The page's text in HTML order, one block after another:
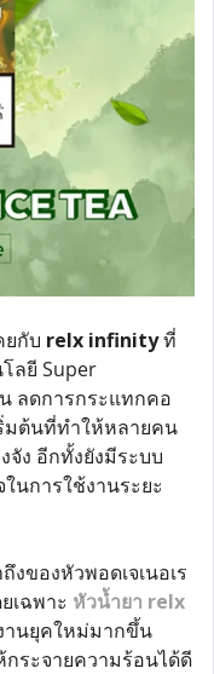
กับ relx infinityที่
ลยี Super
ลดการกระแทกคอ
มต้นที่ทำให้หลายคน
จัง อีกทั้งยังมีระบบ
นการใช้งานระยะ
ของหัวพอดเจเนอเร
เฉพาะ หัวน้ำยา relx
านยุคใหม่มากขึ้น
กระจายความร้อนได้ดี